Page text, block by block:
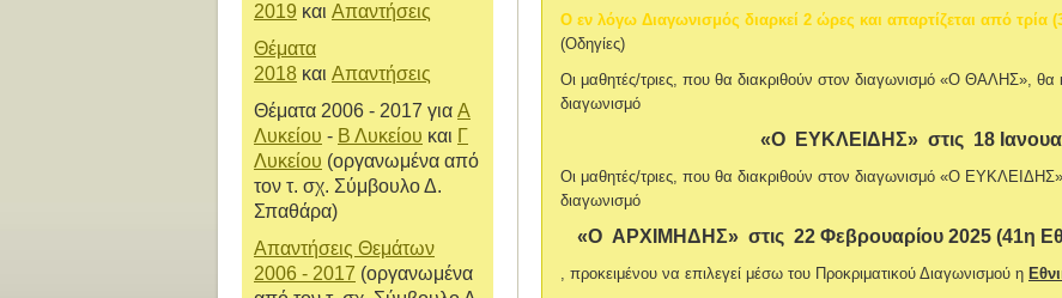
Ο εν λόγω Διαγωνισμός διαρκεί 2 ώρες και απαρτίζεται από τρία
(Οδηγίες)
Οι μαθητές/τριες, που θα διακριθούν στον διαγωνισμό «Ο ΘΑΛΗΣ»,
διαγωνισμό
«Ο ΕΥΚΛΕΙΔΗΣ» στις 18
Οι μαθητές/τριες, που θα διακριθούν στον διαγωνισμό «Ο
διαγωνισμό
«Ο ΑΡΧΙΜΗΔΗΣ» στις 22 Φεβρουαρίου 2025 (41η
, προκειμένου να επιλεγεί μέσω του Προκριματικού Διαγωνισμού η
2019 και Απαντήσεις
Θέματα
2018 και Απαντήσεις
Θέματα 2006 - 2017 για Α
Λυκείου - Β Λυκείου και Γ
Λυκείου (οργανωμένα από
τον τ. σχ. Σύμβουλο Δ.
Σπαθάρα)
Απαντήσεις Θεμάτων
2006 - 2017 (οργανωμένα